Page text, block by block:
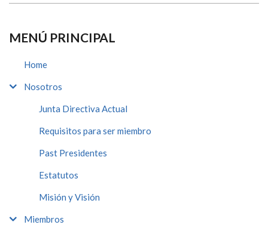
MENÚ PRINCIPAL
Home
Nosotros
Junta Directiva Actual
Requisitos para ser miembro
Past Presidentes
Estatutos
Misión y Visión
Miembros